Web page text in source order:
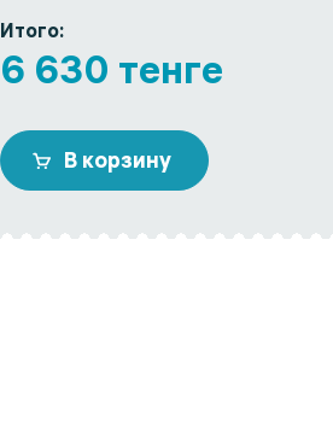
Итого:
6 630 тенге
В корзину